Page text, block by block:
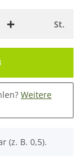
St.
Weitere
(z. B. 0,5).